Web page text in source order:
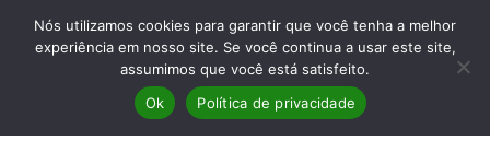
Informações
Contato
Política de privacidade
Nós utilizamos cookies para garantir que você tenha a melhor
experiência em nosso site. Se você continua a usar este site,
assumimos que você está satisfeito.
Ok
Política de privacidade